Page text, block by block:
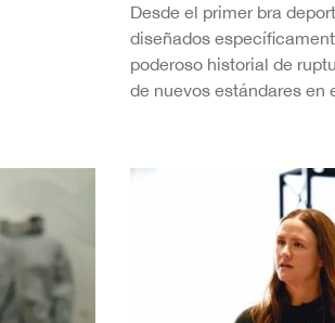
Desde el primer bra
diseñados
poderoso historial de
de nuevos estándares en